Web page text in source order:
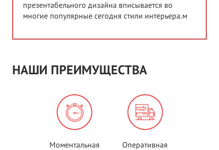
презентабельного дизайна вписывается во
многие популярные сегодня стили интерьера.м
НАШИ ПРЕИМУЩЕСТВА
Моментальная
Оперативная